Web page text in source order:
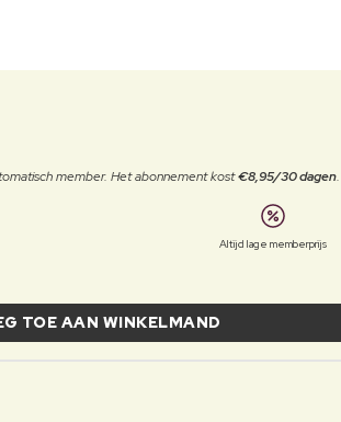
member. Het abonnement kost€8,95/30 dagen
Altijd lage memberprijs
TOE AAN WINKELMAND